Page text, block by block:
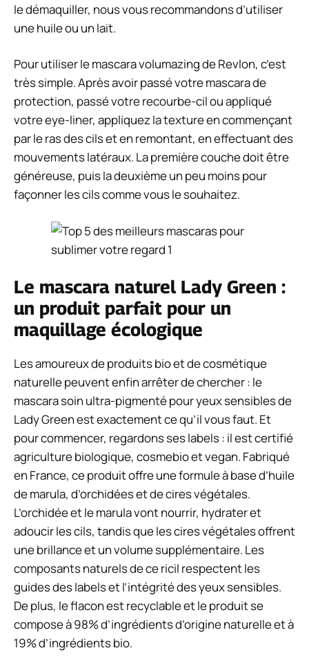
le démaquiller, nous vous recommandons d’utiliser
une huile ou un lait.
Pour utiliser le mascara volumazing de Revlon, c’est
très simple. Après avoir passé votre mascara de
protection, passé votre recourbe-cil ou appliqué
votre eye-liner, appliquez la texture en commençant
par le ras des cils et en remontant, en effectuant des
mouvements latéraux. La première couche doit être
généreuse, puis la deuxième un peu moins pour
façonner les cils comme vous le souhaitez.
Le mascara naturel Lady Green :
un produit parfait pour un
maquillage écologique
Les amoureux de produits bio et de cosmétique
naturelle peuvent enfin arrêter de chercher : le
mascara soin ultra-pigmenté pour yeux sensibles de
Lady Green est exactement ce qu’il vous faut. Et
pour commencer, regardons ses labels : il est certifié
agriculture biologique, cosmebio et vegan. Fabriqué
en France, ce produit offre une formule à base d’huile
de marula, d’orchidées et de cires végétales.
L’orchidée et le marula vont nourrir, hydrater et
adoucir les cils, tandis que les cires végétales offrent
une brillance et un volume supplémentaire. Les
composants naturels de ce ricil respectent les
guides des labels et l’intégrité des yeux sensibles.
De plus, le flacon est recyclable et le produit se
compose à 98% d’ingrédients d’origine naturelle et à
19% d’ingrédients bio.